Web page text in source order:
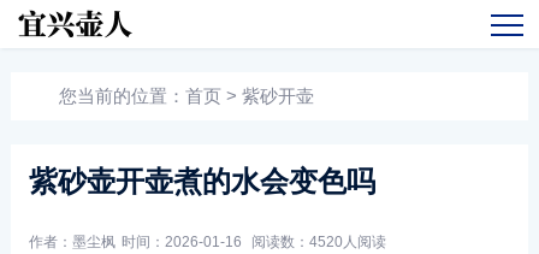
您当前的位置： 首页 > 紫砂开壶
紫砂壶开壶煮的水会变色吗
作者：墨尘枫 时间：2026-01-16 阅读数： 4520人阅读